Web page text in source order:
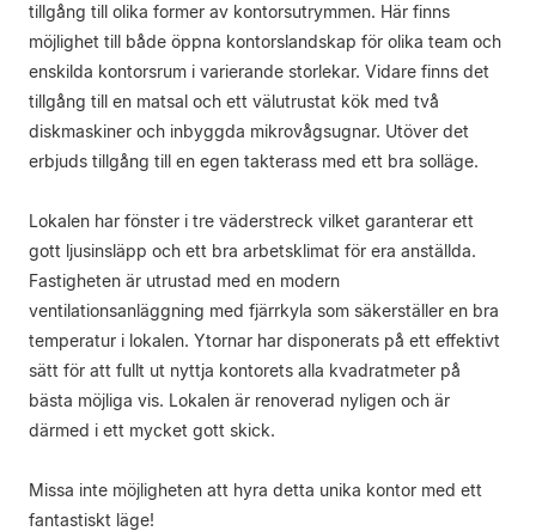
tillgång till olika former av kontorsutrymmen. Här finns
möjlighet till både öppna kontorslandskap för olika team och
enskilda kontorsrum i varierande storlekar. Vidare finns det
tillgång till en matsal och ett välutrustat kök med två
diskmaskiner och inbyggda mikrovågsugnar. Utöver det
erbjuds tillgång till en egen takterass med ett bra solläge.
Lokalen har fönster i tre väderstreck vilket garanterar ett
gott ljusinsläpp och ett bra arbetsklimat för era anställda.
Fastigheten är utrustad med en modern
ventilationsanläggning med fjärrkyla som säkerställer en bra
temperatur i lokalen. Ytornar har disponerats på ett effektivt
sätt för att fullt ut nyttja kontorets alla kvadratmeter på
bästa möjliga vis. Lokalen är renoverad nyligen och är
därmed i ett mycket gott skick.
Missa inte möjligheten att hyra detta unika kontor med ett
fantastiskt läge!